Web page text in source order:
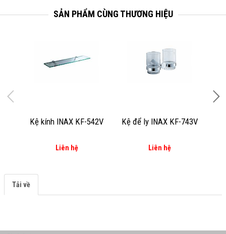
SẢN PHẨM CÙNG THƯƠNG HIỆU
Kệ kính INAX KF-542V
Liên hệ
Kệ để ly INAX KF-743V
Liên hệ
Tải về